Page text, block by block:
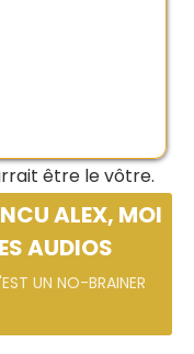
être le vôtre.
ALEX, MOI
AUDIOS
UN NO-BRAINER